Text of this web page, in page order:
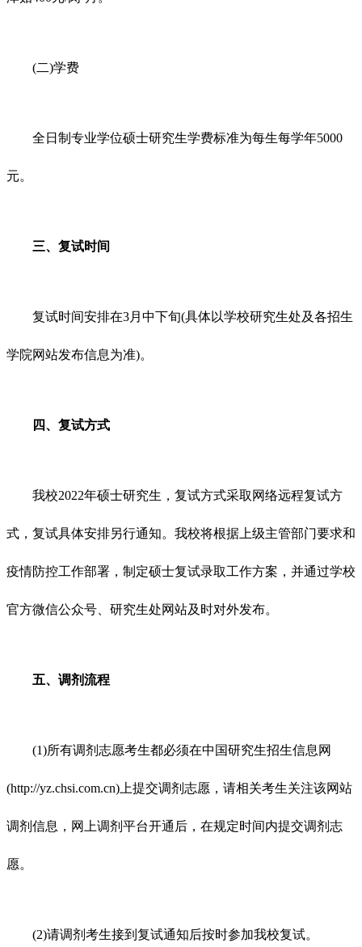
(二)学费
全日制专业学位硕士研究生学费标准为每生每学年5000
元。
三、复试时间
复试时间安排在3月中下旬(具体以学校研究生处及各招生
学院网站发布信息为准)。
四、复试方式
我校2022年硕士研究生，复试方式采取网络远程复试方
式，复试具体安排另行通知。我校将根据上级主管部门要求和
疫情防控工作部署，制定硕士复试录取工作方案，并通过学校
官方微信公众号、研究生处网站及时对外发布。
五、调剂流程
(1)所有调剂志愿考生都必须在中国研究生招生信息网
(http://yz.chsi.com.cn)上提交调剂志愿，请相关考生关注该网站
调剂信息，网上调剂平台开通后，在规定时间内提交调剂志
愿。
(2)请调剂考生接到复试通知后按时参加我校复试。